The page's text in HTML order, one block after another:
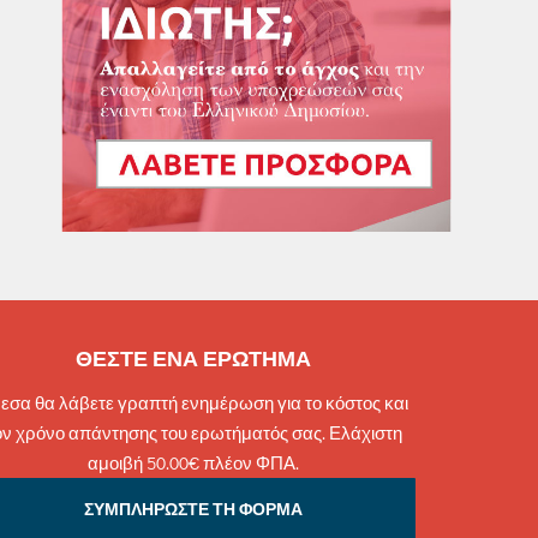
ΘΕΣΤΕ ΕΝΑ ΕΡΩΤΗΜΑ
θα λάβετε γραπτή ενημέρωση για το κόστος και
χρόνο απάντησης του ερωτήματός σας. Ελάχιστη
αμοιβή 50.00€ πλέον ΦΠΑ.
ΣΥΜΠΛΗΡΩΣΤΕ ΤΗ ΦΟΡΜΑ